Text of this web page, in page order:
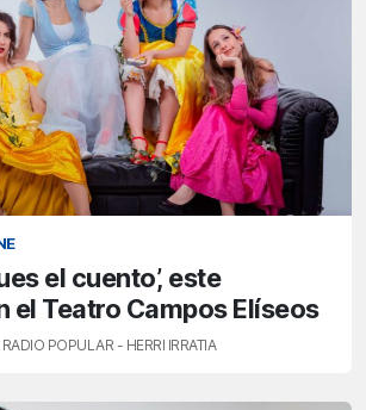
el cuento’, este
el Teatro Campos Elíseos
POPULAR - HERRI IRRATIA